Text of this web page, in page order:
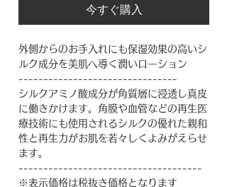
今すぐ購入
外側からのお手入れにも保湿効果の高いシ
ルク成分を美肌へ導く潤いローション
--------------------------------
シルクアミノ酸成分が角質層に浸透し真皮
に働きかけます。角膜や血管などの再生医
療技術にも使用されるシルクの優れた親和
性と再生力がお肌を若々しくよみがえらせ
ます。
-------------------------------------
※表示価格は税抜き価格となります